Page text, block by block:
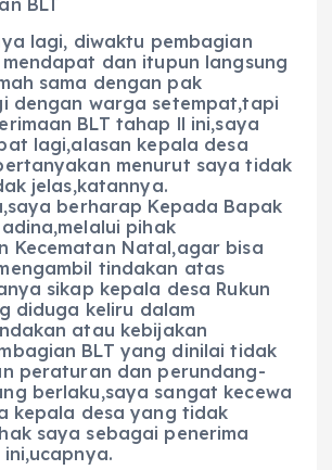
BLT
lagi, diwaktu pembagian
dan itupun langsung
sama dengan pak
dengan warga setempat,tapi
BLT tahap ll ini,saya
lagi,alasan kepala desa
menurut saya tidak
jelas,katannya.
berharap Kepada Bapak
pihak
Kecematan Natal,agar bisa
tindakan atas
sikap kepala desa Rukun
diduga keliru dalam
atau kebijakan
BLT yang dinilai tidak
peraturan dan perundang-
berlaku,saya sangat kecewa
kepala desa yang tidak
saya sebagai penerima